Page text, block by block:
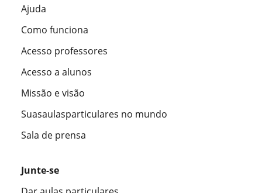
Ajuda
Como funciona
Acesso professores
Acesso a alunos
Missão e visão
Suasaulasparticulares no mundo
Sala de prensa
Junte-se